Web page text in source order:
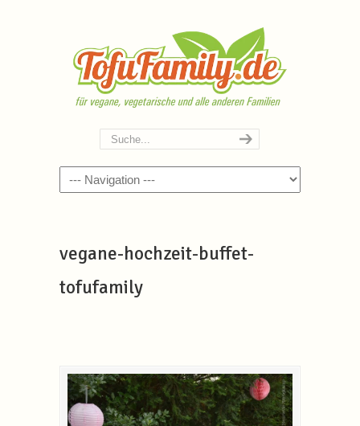
Navigation
vegane-hochzeit-buffet-
tofufamily